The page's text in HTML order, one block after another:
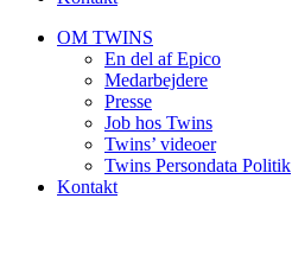
OM TWINS
En del af Epico
Medarbejdere
Presse
Job hos Twins
Twins’ videoer
Twins Persondata Politik
Kontakt